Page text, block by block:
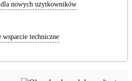
nowych użytkowników
wsparcie techniczne